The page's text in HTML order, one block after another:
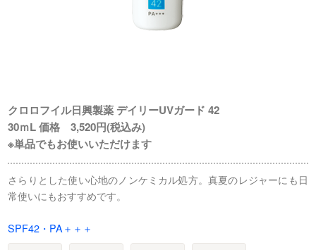
クロロフイル日興製薬 デイリーUVガード 42
30ｍL 価格 3,520円(税込み)
※単品でもお使いいただけます
さらりとした使い心地のノンケミカル処方。真夏のレジャーにも日
常使いにもおすすめです。
SPF42・PA＋＋＋